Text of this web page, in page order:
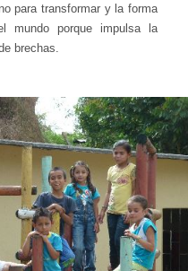
para transformar y la forma
mundo porque impulsa la
brechas.